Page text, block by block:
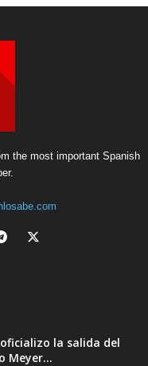
the most important Spanish
la salida del
Meyer...